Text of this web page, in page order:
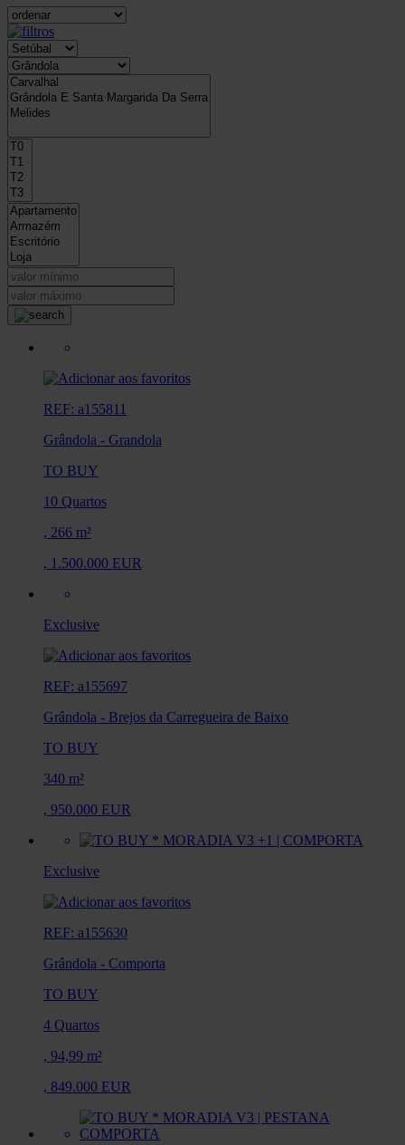
REF: a155811
Grândola - Grandola
TO BUY
10 Quartos
, 266 m²
, 1.500.000 EUR
Exclusive
REF: a155697
Grândola - Brejos da Carregueira de Baixo
TO BUY
340 m²
, 950.000 EUR
Exclusive
REF: a155630
Grândola - Comporta
TO BUY
4 Quartos
, 94,99 m²
, 849.000 EUR